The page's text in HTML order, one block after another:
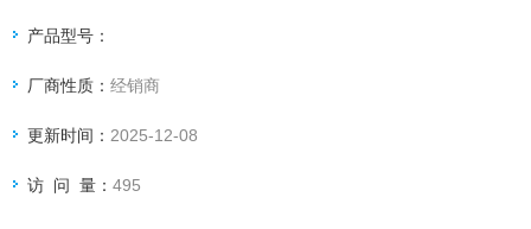
产品型号：
厂商性质：经销商
更新时间： 2025-12-08
访 问 量：495